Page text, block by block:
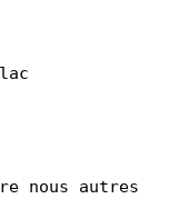
nous autres